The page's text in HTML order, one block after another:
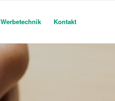
Werbetechnik Kontakt